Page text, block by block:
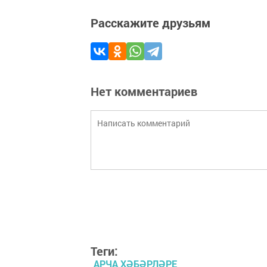
Расскажите друзьям
Нет комментариев
Теги:
АРЧА ХӘБӘРЛӘРЕ